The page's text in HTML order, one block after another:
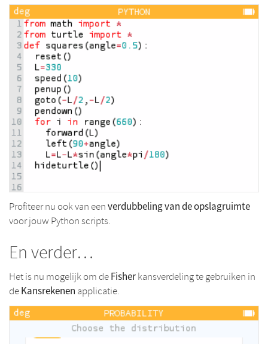
Profiteer nu ook van eenverdubbeling van de opslagruimte
voor jouw Python scripts.
En verder…
Het is nu mogelijk om deFisherkansverdeling te gebruiken in
deKansrekenen applicatie.